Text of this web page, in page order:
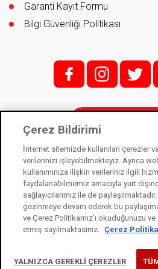
Garanti Kayıt Formu
Bilgi Güvenliği Politikası
f; i; t
Kale Kilit bir Kale Endüstri Holding
Kişisel Verilerin Korunması Kanunu
Bilgi Toplumu Hizmetleri
Çerez Kullanım Bildirimi
Çerez Bildirimi
İnternet sitemizde kullanılan çerezler
verilerinizi işleyebilmekteyiz. Ayrıca
kullanımınıza ilişkin verileriniz ilgili
faydalanabilmemiz amacıyla yurt
sağlayıcılarımız ile de
gezinmeye devam ederek bu
ve Çerez Politikamız’ı okuduğunuzu ve
etmiş sayılmaktasınız. Çerez
YALNIZCA GEREKLİ ÇEREZLER